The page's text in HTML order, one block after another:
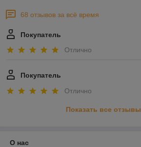
68 отзывов за всё время
Покупатель
Отлично
Покупатель
Отлично
Показать все отзывы
О нас